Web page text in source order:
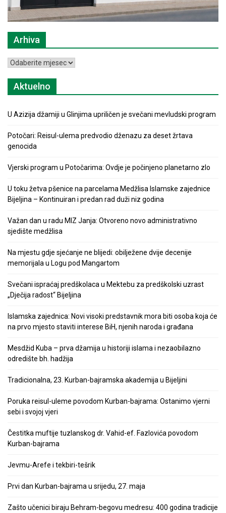
Arhiva
Arhiva
Aktuelno
U Azizija džamiji u Glinjima upriličen je svečani mevludski program
Potočari: Reisul-ulema predvodio dženazu za deset žrtava
genocida
Vjerski program u Potočarima: Ovdje je počinjeno planetarno zlo
U toku žetva pšenice na parcelama Medžlisa Islamske zajednice
Bijeljina – Kontinuiran i predan rad duži niz godina
Važan dan u radu MIZ Janja: Otvoreno novo administrativno
sjedište medžlisa
Na mjestu gdje sjećanje ne blijedi: obilježene dvije decenije
memorijala u Logu pod Mangartom
Svečani ispraćaj predškolaca u Mektebu za predškolski uzrast
„Dječija radost“ Bijeljina
Islamska zajednica: Novi visoki predstavnik mora biti osoba koja će
na prvo mjesto staviti interese BiH, njenih naroda i građana
Mesdžid Kuba – prva džamija u historiji islama i nezaobilazno
odredište bh. hadžija
Tradicionalna, 23. Kurban-bajramska akademija u Bijeljini
Poruka reisul-uleme povodom Kurban-bajrama: Ostanimo vjerni
sebi i svojoj vjeri
Čestitka muftije tuzlanskog dr. Vahid-ef. Fazlovića povodom
Kurban-bajrama
Jevmu-Arefe i tekbiri-tešrik
Prvi dan Kurban-bajrama u srijedu, 27. maja
Zašto učenici biraju Behram-begovu medresu: 400 godina tradicije